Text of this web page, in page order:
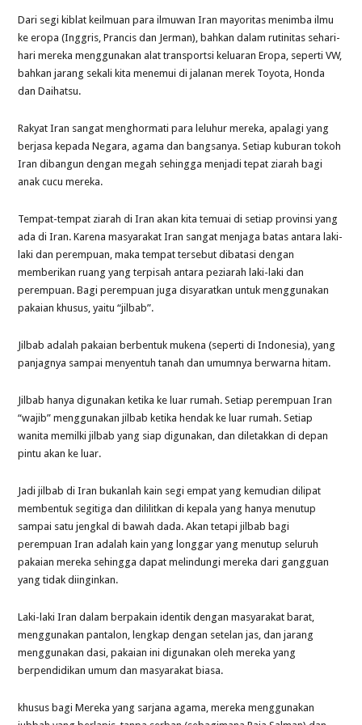
Dari segi kiblat keilmuan para ilmuwan Iran mayoritas menimba ilmu
ke eropa (Inggris, Prancis dan Jerman), bahkan dalam rutinitas sehari-
hari mereka menggunakan alat transportsi keluaran Eropa, seperti VW,
bahkan jarang sekali kita menemui di jalanan merek Toyota, Honda
dan Daihatsu.
Rakyat Iran sangat menghormati para leluhur mereka, apalagi yang
berjasa kepada Negara, agama dan bangsanya. Setiap kuburan tokoh
Iran dibangun dengan megah sehingga menjadi tepat ziarah bagi
anak cucu mereka.
Tempat-tempat ziarah di Iran akan kita temuai di setiap provinsi yang
ada di Iran. Karena masyarakat Iran sangat menjaga batas antara laki-
laki dan perempuan, maka tempat tersebut dibatasi dengan
memberikan ruang yang terpisah antara peziarah laki-laki dan
perempuan. Bagi perempuan juga disyaratkan untuk menggunakan
pakaian khusus, yaitu “jilbab”.
Jilbab adalah pakaian berbentuk mukena (seperti di Indonesia), yang
panjagnya sampai menyentuh tanah dan umumnya berwarna hitam.
Jilbab hanya digunakan ketika ke luar rumah. Setiap perempuan Iran
“wajib” menggunakan jilbab ketika hendak ke luar rumah. Setiap
wanita memilki jilbab yang siap digunakan, dan diletakkan di depan
pintu akan ke luar.
Jadi jilbab di Iran bukanlah kain segi empat yang kemudian dilipat
membentuk segitiga dan dililitkan di kepala yang hanya menutup
sampai satu jengkal di bawah dada. Akan tetapi jilbab bagi
perempuan Iran adalah kain yang longgar yang menutup seluruh
pakaian mereka sehingga dapat melindungi mereka dari gangguan
yang tidak diinginkan.
Laki-laki Iran dalam berpakain identik dengan masyarakat barat,
menggunakan pantalon, lengkap dengan setelan jas, dan jarang
menggunakan dasi, pakaian ini digunakan oleh mereka yang
berpendidikan umum dan masyarakat biasa.
khusus bagi Mereka yang sarjana agama, mereka menggunakan